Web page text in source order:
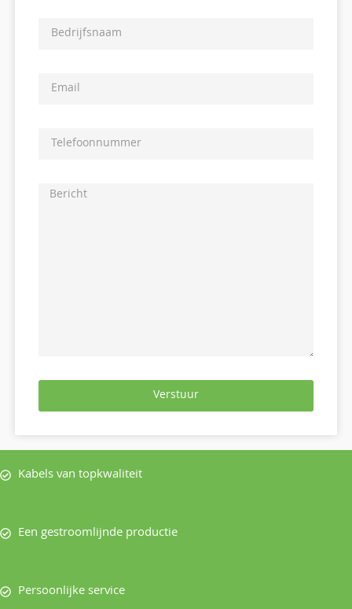
Verstuur
Kabels van topkwaliteit
Een gestroomlijnde productie
Persoonlijke service